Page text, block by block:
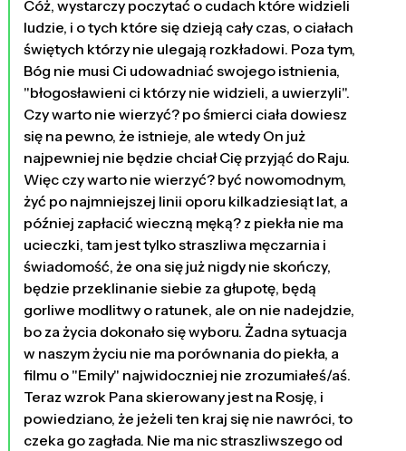
Cóż, wystarczy poczytać o cudach które widzieli
ludzie, i o tych które się dzieją cały czas, o ciałach
świętych którzy nie ulegają rozkładowi. Poza tym,
Bóg nie musi Ci udowadniać swojego istnienia,
"błogosławieni ci którzy nie widzieli, a uwierzyli".
Czy warto nie wierzyć? po śmierci ciała dowiesz
się na pewno, że istnieje, ale wtedy On już
najpewniej nie będzie chciał Cię przyjąć do Raju.
Więc czy warto nie wierzyć? być nowomodnym,
żyć po najmniejszej linii oporu kilkadziesiąt lat, a
później zapłacić wieczną męką? z piekła nie ma
ucieczki, tam jest tylko straszliwa męczarnia i
świadomość, że ona się już nigdy nie skończy,
będzie przeklinanie siebie za głupotę, będą
gorliwe modlitwy o ratunek, ale on nie nadejdzie,
bo za życia dokonało się wyboru. Żadna sytuacja
w naszym życiu nie ma porównania do piekła, a
filmu o "Emily" najwidoczniej nie zrozumiałeś/aś.
Teraz wzrok Pana skierowany jest na Rosję, i
powiedziano, że jeżeli ten kraj się nie nawróci, to
czeka go zagłada. Nie ma nic straszliwszego od